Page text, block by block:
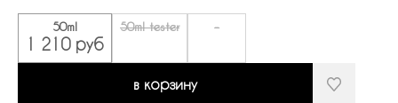
50ml
1 210 руб
50ml tester -
в корзину